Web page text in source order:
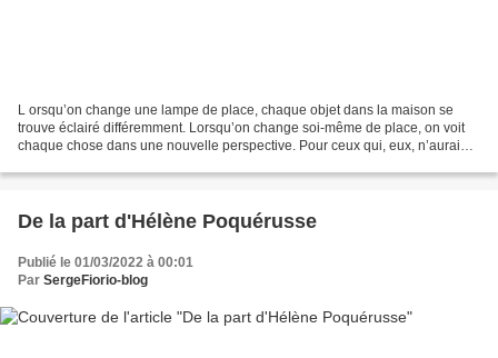
L orsqu’on change une lampe de place, chaque objet dans la maison se
trouve éclairé différemment. Lorsqu’on change soi-même de place, on voit
chaque chose dans une nouvelle perspective. Pour ceux qui, eux, n’auraient
De la part d'Hélène Poquérusse
Publié le 01/03/2022 à 00:01
Par SergeFiorio-blog